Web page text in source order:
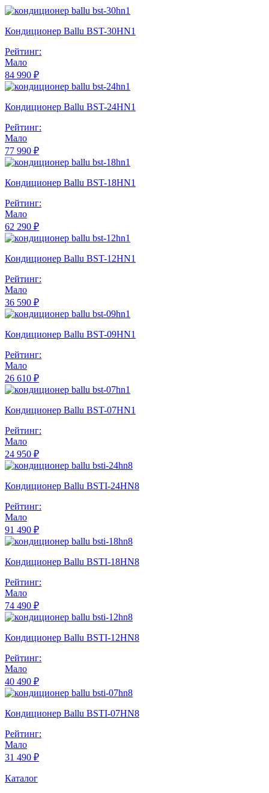
Кондиционер Ballu BST-30HN1
Рейтинг:
Мало
84 990 ₽
Кондиционер Ballu BST-24HN1
Рейтинг:
Мало
77 990 ₽
Кондиционер Ballu BST-18HN1
Рейтинг:
Мало
62 290 ₽
Кондиционер Ballu BST-12HN1
Рейтинг:
Мало
36 590 ₽
Кондиционер Ballu BST-09HN1
Рейтинг:
Мало
26 610 ₽
Кондиционер Ballu BST-07HN1
Рейтинг:
Мало
24 950 ₽
Кондиционер Ballu BSTI-24HN8
Рейтинг:
Мало
91 490 ₽
Кондиционер Ballu BSTI-18HN8
Рейтинг:
Мало
74 490 ₽
Кондиционер Ballu BSTI-12HN8
Рейтинг:
Мало
40 490 ₽
Кондиционер Ballu BSTI-07HN8
Рейтинг:
Мало
31 490 ₽
Каталог